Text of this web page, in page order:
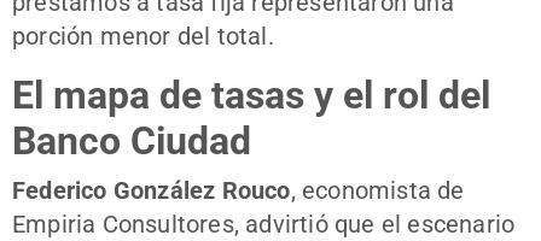
porción menor del total.
El mapa de tasas y el rol del
Banco Ciudad
Federico González Rouco, economista de
Empiria Consultores, advirtió que el escenario